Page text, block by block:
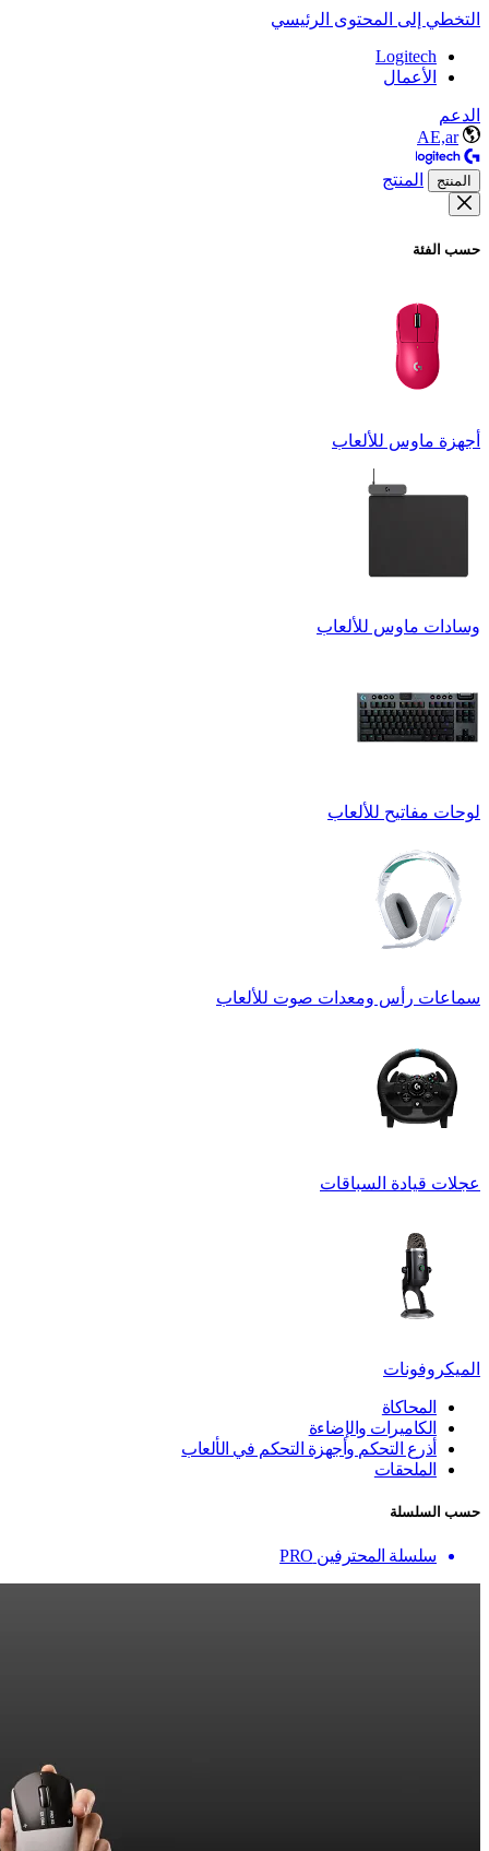
التخطي إلى المحتوى الرئيسي
Logitech
الأعمال
الدعم
AE,ar
المنتج المنتج
حسب الفئة
أجهزة ماوس للألعاب
وسادات ماوس للألعاب
لوحات مفاتيح للألعاب
سماعات رأس ومعدات صوت للألعاب
عجلات قيادة السباقات
الميكروفونات
المحاكاة
الكاميرات والإضاءة
أذرع التحكم وأجهزة التحكم في الألعاب
الملحقات
حسب السلسلة
سلسلة المحترفين PRO